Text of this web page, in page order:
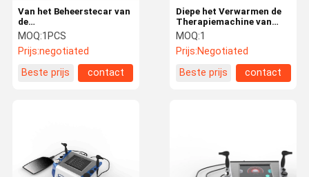
Diepe het Verwarmen de
Therapiemachine van
Tecar van de Massage
Diathermische Therapie
voor Lichaamspijn en
Sportverwonding
MOQ:1
Prijs:Negotiated
Beste prijs
contact
Van het Beheerstecar van
de
fysiotherapiechiropraktijk
de Gezichts van de de
Therapiemachine
Massage van de de
Stekelpijn
MOQ:1PCS
Prijs:negotiated
Beste prijs
contact